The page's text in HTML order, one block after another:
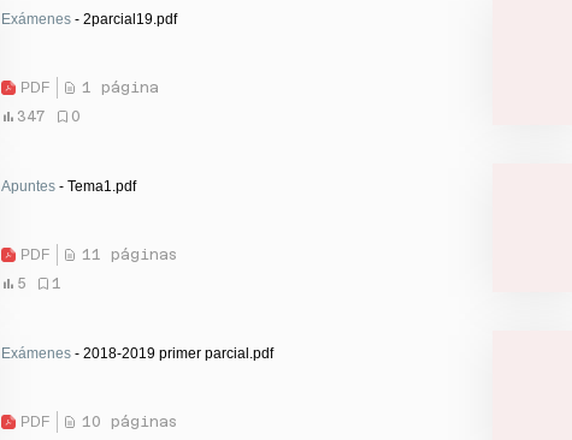
Exámenes - 2parcial19.pdf
PDF
1 página
347
0
Apuntes - Tema1.pdf
PDF
11 páginas
5
1
Exámenes - 2018-2019 primer parcial.pdf
PDF
10 páginas